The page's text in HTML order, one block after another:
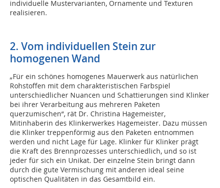
individuelle Mustervarianten, Ornamente und Texturen
realisieren.
2. Vom individuellen Stein zur
homogenen Wand
„Für ein schönes homogenes Mauerwerk aus natürlichen
Rohstoffen mit dem charakteristischen Farbspiel
unterschiedlicher Nuancen und Schattierungen sind Klinker
bei ihrer Verarbeitung aus mehreren Paketen
querzumischen“, rät Dr. Christina Hagemeister,
Mitinhaberin des Klinkerwerkes Hagemeister. Dazu müssen
die Klinker treppenförmig aus den Paketen entnommen
werden und nicht Lage für Lage. Klinker für Klinker prägt
die Kraft des Brennprozesses unterschiedlich, und so ist
jeder für sich ein Unikat. Der einzelne Stein bringt dann
durch die gute Vermischung mit anderen ideal seine
optischen Qualitäten in das Gesamtbild ein.